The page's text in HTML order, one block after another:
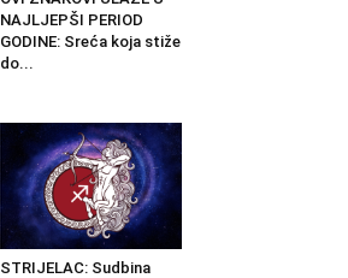
NAJLJEPŠI PERIOD
GODINE: Sreća koja stiže
do...
STRIJELAC: Sudbina